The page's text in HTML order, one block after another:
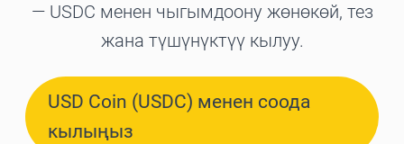
— USDC менен чыгымдоону жөнөкөй, тез
жана түшүнүктүү кылуу.
USD Coin (USDC) менен соода
кылыңыз